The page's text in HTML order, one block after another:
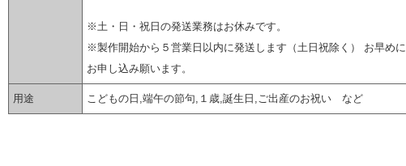
※土・日・祝日の発送業務はお休みです。
※製作開始から５営業日以内に発送します（土日祝除く） お早めに
お申し込み願います。
用途 こどもの日,端午の節句,１歳,誕生日,ご出産のお祝い など